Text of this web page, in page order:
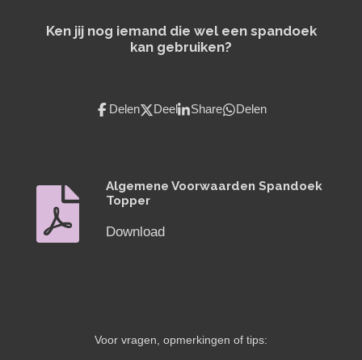
Ken jij nog iemand die wel een spandoek
kan gebruiken?
Delen Deel Share Delen
Algemene Voorwaarden Spandoek
Topper
Download
Voor vragen, opmerkingen of tips: